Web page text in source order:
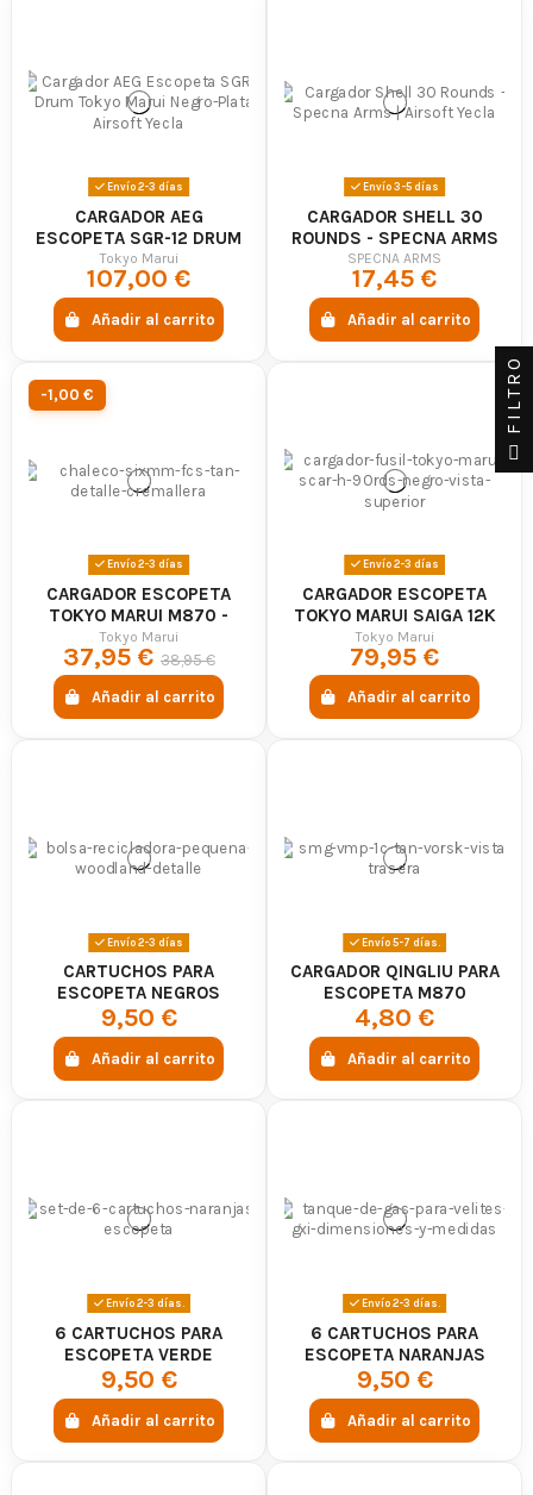
Envío 2-3 días
CARGADOR AEG
ESCOPETA SGR-12 DRUM
TOKYO MARUI NEGRO-
PLATA
Tokyo Marui
107,00 €
Añadir al carrito
Envío 3-5 días
CARGADOR SHELL 30
ROUNDS - SPECNA ARMS
SPECNA ARMS
17,45 €
Añadir al carrito
-1,00 €
Envío 2-3 días
CARGADOR ESCOPETA
TOKYO MARUI M870 -
NEGRO
Tokyo Marui
37,95 € 38,95 €
Añadir al carrito
Envío 2-3 días
CARGADOR ESCOPETA
TOKYO MARUI SAIGA 12K
LARGO GBB NEGRO
Tokyo Marui
79,95 €
Añadir al carrito
Envío 2-3 días
CARTUCHOS PARA
ESCOPETA NEGROS
9,50 €
Añadir al carrito
Envío 5-7 días.
CARGADOR QINGLIU PARA
ESCOPETA M870
4,80 €
Añadir al carrito
Envío 2-3 días.
6 CARTUCHOS PARA
ESCOPETA VERDE
9,50 €
Añadir al carrito
Envío 2-3 días.
6 CARTUCHOS PARA
ESCOPETA NARANJAS
9,50 €
Añadir al carrito
FILTRO